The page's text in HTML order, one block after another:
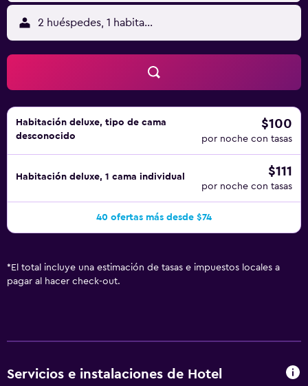
ofrece servicio de limpieza todos los días. En el
alojamiento hay piscina cubierta y bañera de hidromasaje.
Otros servicios de ocio y esparcimiento incluyen centro
de bienestar y sauna. No se permite la entrada a la piscina,
al centro de bienestar, al gimnasio y al hidromasaje de
niños menores de 18 años sin la supervisión de un adulto.
2 huéspedes, 1 habitación
Habitación deluxe, tipo de cama
desconocido
$100
por noche con tasas
Habitación deluxe, 1 cama individual $111
por noche con tasas
40 ofertas más desde $74
* El total incluye una estimación de tasas e impuestos locales a
pagar al hacer check-out.
Servicios e instalaciones de Hotel